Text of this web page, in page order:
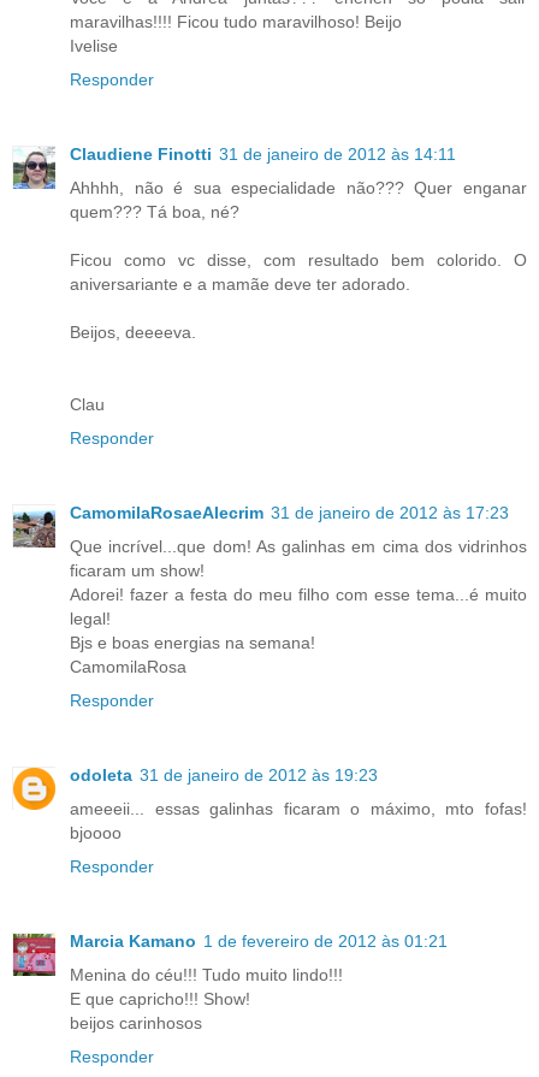
maravilhas!!!! Ficou tudo maravilhoso! Beijo
Ivelise
Responder
Claudiene Finotti 31 de janeiro de 2012 às 14:11
Ahhhh, não é sua especialidade não??? Quer enganar
quem??? Tá boa, né?
Ficou como vc disse, com resultado bem colorido. O
aniversariante e a mamãe deve ter adorado.
Beijos, deeeeva.
Clau
Responder
CamomilaRosaeAlecrim 31 de janeiro de 2012 às 17:23
Que incrível...que dom! As galinhas em cima dos vidrinhos
ficaram um show!
Adorei! fazer a festa do meu filho com esse tema...é muito
legal!
Bjs e boas energias na semana!
CamomilaRosa
Responder
odoleta 31 de janeiro de 2012 às 19:23
ameeeii... essas galinhas ficaram o máximo, mto fofas!
bjoooo
Responder
Marcia Kamano 1 de fevereiro de 2012 às 01:21
Menina do céu!!! Tudo muito lindo!!!
E que capricho!!! Show!
beijos carinhosos
Responder